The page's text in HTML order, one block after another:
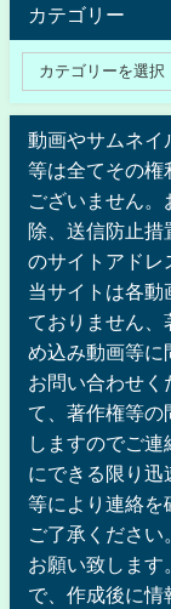
カテゴリー
動画やサムネイ
等は全てその権
ございません。
除、送信防止
のサイトアドレ
当サイトは各動
ておりません、
め込み動画等に
お問い合わせく
て、著作権等の
しますのでご
にできる限り迅
等により連絡を
ご了承くださ
お願い致しま
で、作成後に情